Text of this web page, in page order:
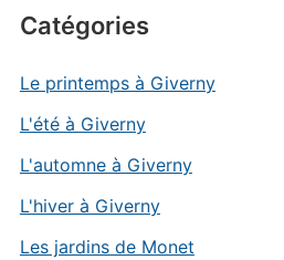
Catégories
Le printemps à Giverny
L'été à Giverny
L'automne à Giverny
L'hiver à Giverny
Les jardins de Monet